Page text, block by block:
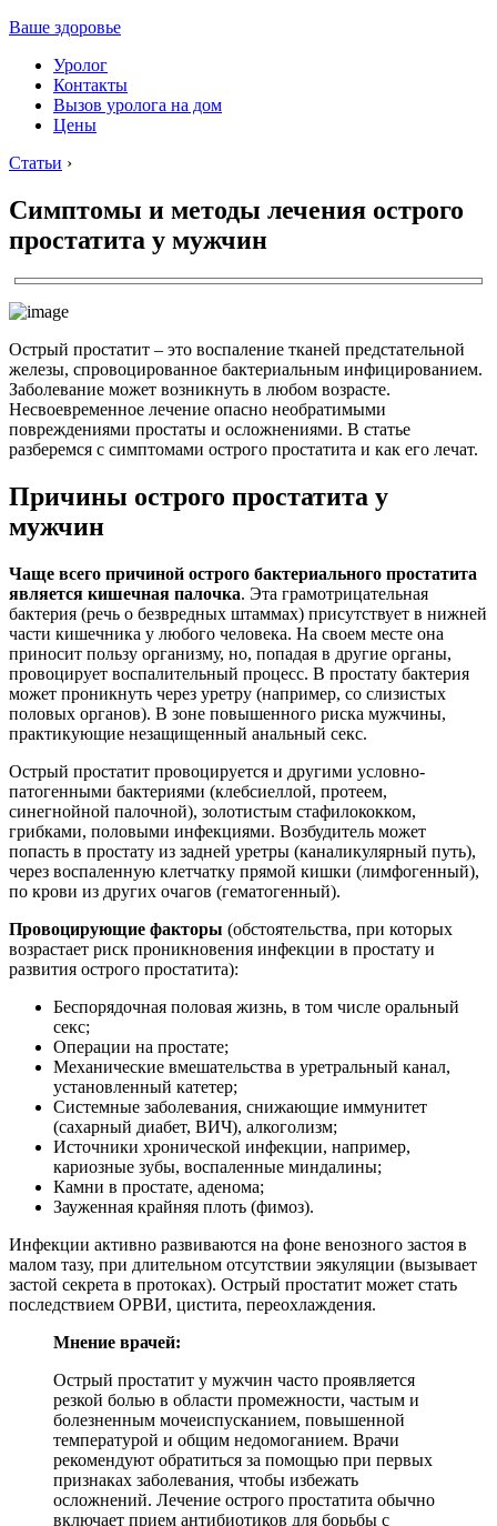
Ваше здоровье
Уролог
Контакты
Вызов уролога на дом
Цены
Статьи ›
Симптомы и методы лечения острого
простатита у мужчин
Острый простатит – это воспаление тканей предстательной
железы, спровоцированное бактериальным инфицированием.
Заболевание может возникнуть в любом возрасте.
Несвоевременное лечение опасно необратимыми
повреждениями простаты и осложнениями. В статье
разберемся с симптомами острого простатита и как его лечат.
Причины острого простатита у
мужчин
Чаще всего причиной острого бактериального простатита
является кишечная палочка. Эта грамотрицательная
бактерия (речь о безвредных штаммах) присутствует в нижней
части кишечника у любого человека. На своем месте она
приносит пользу организму, но, попадая в другие органы,
провоцирует воспалительный процесс. В простату бактерия
может проникнуть через уретру (например, со слизистых
половых органов). В зоне повышенного риска мужчины,
практикующие незащищенный анальный секс.
Острый простатит провоцируется и другими условно-
патогенными бактериями (клебсиеллой, протеем,
синегнойной палочной), золотистым стафилококком,
грибками, половыми инфекциями. Возбудитель может
попасть в простату из задней уретры (каналикулярный путь),
через воспаленную клетчатку прямой кишки (лимфогенный),
по крови из других очагов (гематогенный).
Провоцирующие факторы (обстоятельства, при которых
возрастает риск проникновения инфекции в простату и
развития острого простатита):
Беспорядочная половая жизнь, в том числе оральный
секс;
Операции на простате;
Механические вмешательства в уретральный канал,
установленный катетер;
Системные заболевания, снижающие иммунитет
(сахарный диабет, ВИЧ), алкоголизм;
Источники хронической инфекции, например,
кариозные зубы, воспаленные миндалины;
Камни в простате, аденома;
Зауженная крайняя плоть (фимоз).
Инфекции активно развиваются на фоне венозного застоя в
малом тазу, при длительном отсутствии эякуляции (вызывает
застой секрета в протоках). Острый простатит может стать
последствием ОРВИ, цистита, переохлаждения.
Мнение врачей:
Острый простатит у мужчин часто проявляется
резкой болью в области промежности, частым и
болезненным мочеиспусканием, повышенной
температурой и общим недомоганием. Врачи
рекомендуют обратиться за помощью при первых
признаках заболевания, чтобы избежать
осложнений. Лечение острого простатита обычно
включает прием антибиотиков для борьбы с